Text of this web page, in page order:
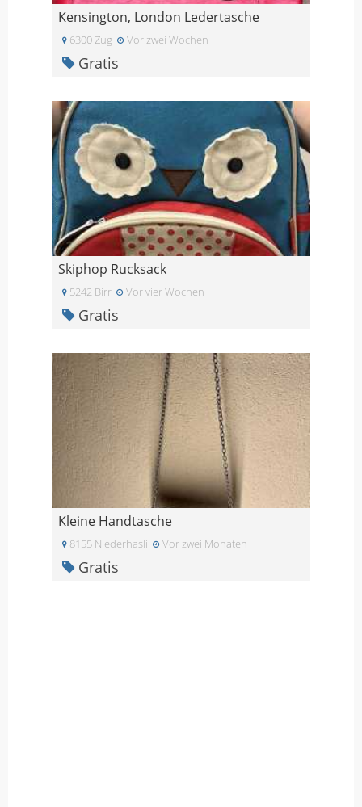
Kensington, London Ledertasche
6300 Zug Vor zwei Wochen
Gratis
Skiphop Rucksack
5242 Birr Vor vier Wochen
Gratis
Kleine Handtasche
8155 Niederhasli Vor zwei Monaten
Gratis